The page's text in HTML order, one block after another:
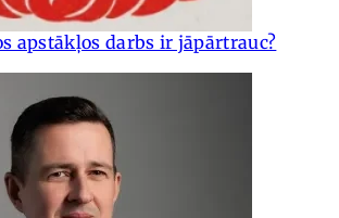
apstākļos darbs ir jāpārtrauc?